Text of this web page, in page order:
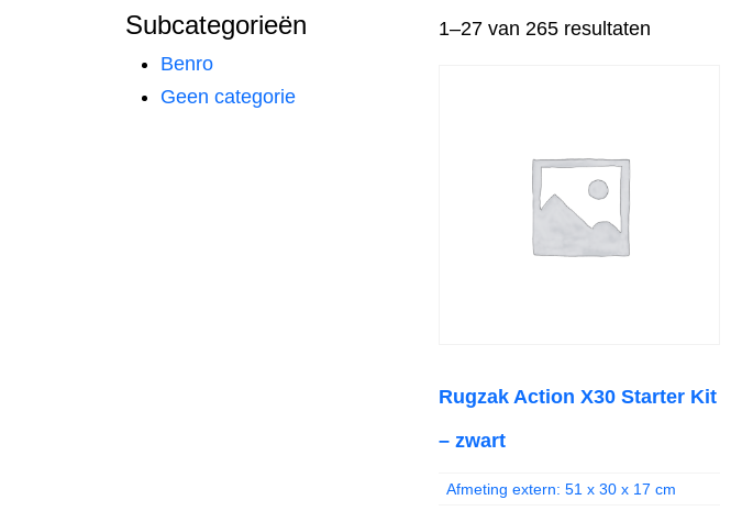
Subcategorieën
Benro
Geen categorie
1–27 van 265 resultaten
Rugzak Action X30 Starter Kit
– zwart
Afmeting extern: 51 x 30 x 17 cm